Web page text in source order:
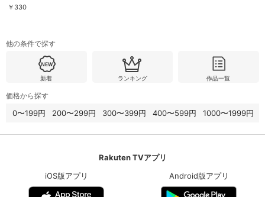
￥ 330
他の条件で探す
新着 ランキング 作品一覧
価格から探す
0〜199円 200〜299円 300〜399円 400〜599円 1000〜1999円
Rakuten TVアプリ
iOS版アプリ
Android版アプリ